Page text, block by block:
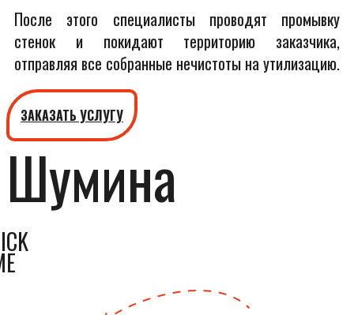
После этого специалисты проводят промывку
стенок и покидают территорию заказчика,
отправляя все собранные нечистоты на утилизацию.
ЗАКАЗАТЬ УСЛУГУ
Шумина